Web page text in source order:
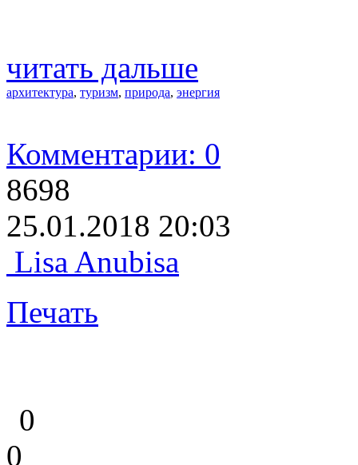
читать дальше
архитектура, туризм, природа, энергия
Комментарии: 0
8698
25.01.2018 20:03
Lisa Anubisa
Печать
0
0